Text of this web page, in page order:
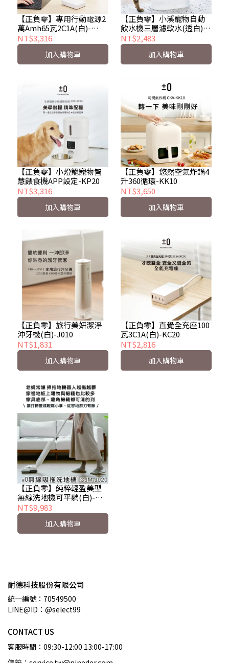
【正負零】專用行動電源2
萬Amh65瓦2C1A(白)-
KC10
NT$3,316
加入購物車
【正負零】小溪寵物自動
飲水機三層濾軟水(透白)-
KP30
NT$2,483
加入購物車
【正負零】小燈籠寵物智
慧餵食機APP設定-KP20
NT$3,316
加入購物車
【正負零】悠然空氣炸鍋4
升360循環-KK10
NT$3,650
加入購物車
【正負零】旅行美妍潔淨
沖牙機(白)-J010
NT$1,831
加入購物車
【正負零】直覺全充座100
瓦3C1A(白)-KC20
NT$2,816
加入購物車
【正負零】純粹輕盈美型
無線洗地機可平躺(白)-
J020
NT$9,983
加入購物車
耐德科技股份有限公司
統一編號：70549500
LINE@ID：@select99
CONTACT US
客服時間：09:30-12:00 13:00-17:00